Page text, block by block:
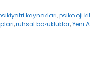
kaynakları,psikoloji
,ruhsal bozukluklar,Yeni